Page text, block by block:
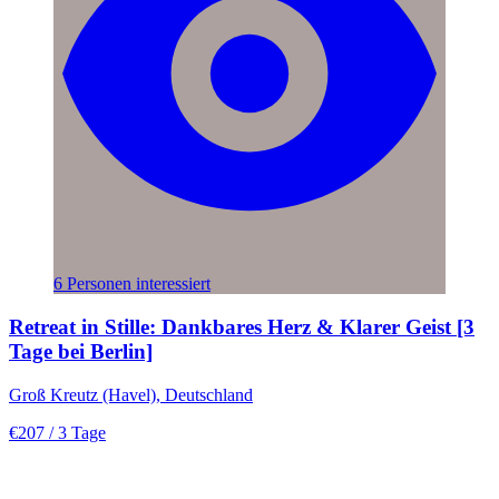
6 Personen interessiert
Retreat in Stille: Dankbares Herz & Klarer Geist [3
Tage bei Berlin]
Groß Kreutz (Havel), Deutschland
€207 / 3 Tage